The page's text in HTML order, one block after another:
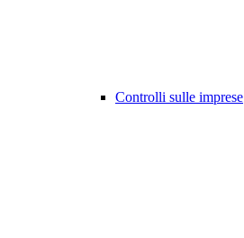
Controlli sulle imprese